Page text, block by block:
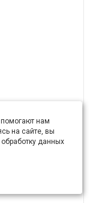
5 шт.
нам
на сайте, вы
данных